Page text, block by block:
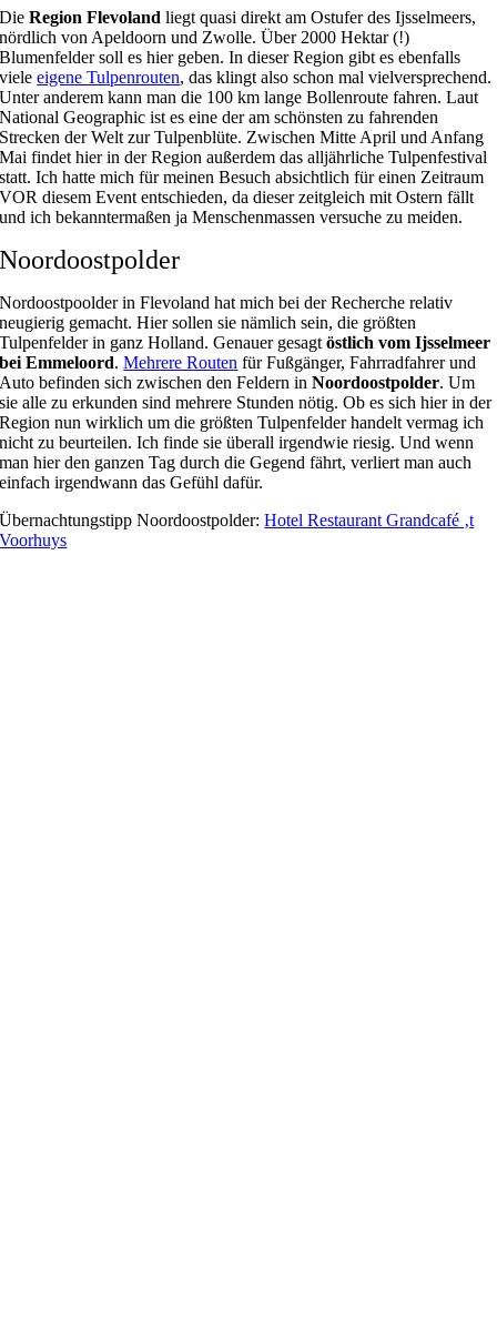
DieRegion Flevoland liegt quasi direkt am Ostufer des Ijsselmeers,
nördlich von Apeldoorn und Zwolle. Über 2000 Hektar (!)
Blumenfelder soll es hier geben. In dieser Region gibt es ebenfalls
vieleeigene Tulpenrouten, das klingt also schon mal vielversprechend.
Unter anderem kann man die 100 km lange Bollenroute fahren. Laut
National Geographic ist es eine der am schönsten zu fahrenden
Strecken der Welt zur Tulpenblüte. Zwischen Mitte April und Anfang
Mai findet hier in der Region außerdem das alljährliche Tulpenfestival
statt. Ich hatte mich für meinen Besuch absichtlich für einen Zeitraum
VOR diesem Event entschieden, da dieser zeitgleich mit Ostern fällt
und ich bekanntermaßen ja Menschenmassen versuche zu meiden.
Noordoostpolder
Nordoostpoolder in Flevoland hat mich bei der Recherche relativ
neugierig gemacht. Hier sollen sie nämlich sein, die größten
Tulpenfelder in ganz Holland. Genauer gesagtöstlich vom Ijsselmeer
bei Emmeloord.Mehrere Routen für Fußgänger, Fahrradfahrer und
Auto befinden sich zwischen den Feldern inNoordoostpolder. Um
sie alle zu erkunden sind mehrere Stunden nötig. Ob es sich hier in der
Region nun wirklich um die größten Tulpenfelder handelt vermag ich
nicht zu beurteilen. Ich finde sie überall irgendwie riesig. Und wenn
man hier den ganzen Tag durch die Gegend fährt, verliert man auch
einfach irgendwann das Gefühl dafür.
Übernachtungstipp Noordoostpolder:Hotel Restaurant Grandcafé ‚t
Voorhuys